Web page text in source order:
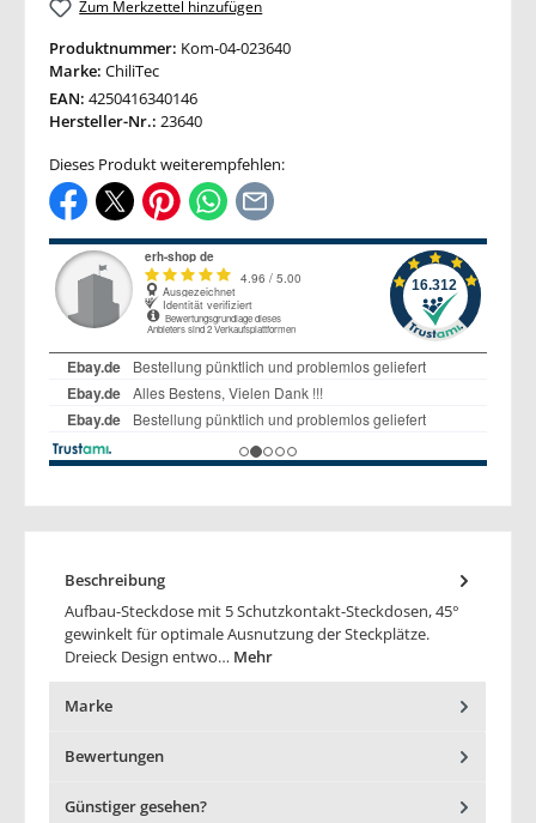
Zum Merkzettel hinzufügen
Produktnummer: Kom-04-023640
Marke: ChiliTec
EAN: 4250416340146
Hersteller-Nr.: 23640
Dieses Produkt weiterempfehlen:
Beschreibung
Aufbau-Steckdose mit 5 Schutzkontakt-Steckdosen, 45°
gewinkelt für optimale Ausnutzung der Steckplätze.
Dreieck Design entwo… Mehr
Marke
Bewertungen
Günstiger gesehen?